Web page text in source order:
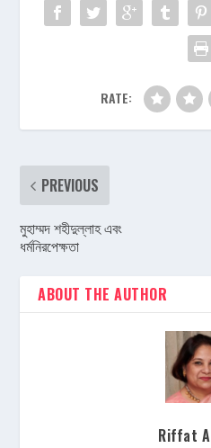
RATE:
PREVIOUS
মুহাম্মদ শহীদুল্লাহ এবং
ধর্মনিরপেক্ষতা
ABOUT THE AUTHOR
Riffat